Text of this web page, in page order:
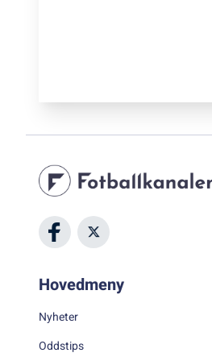
Hovedmeny
Nyheter
Oddstips